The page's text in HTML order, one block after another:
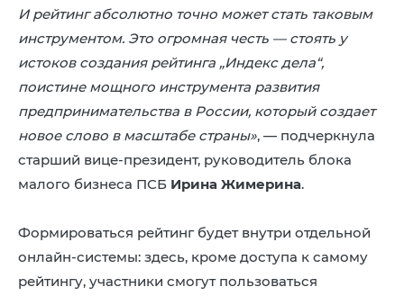
И рейтинг абсолютно точно может стать таковым
инструментом. Это огромная честь — стоять у
истоков создания рейтинга „Индекс дела“,
поистине мощного инструмента развития
предпринимательства в России, который создает
новое слово в масштабе страны», — подчеркнула
старший вице-президент, руководитель блока
малого бизнеса ПСБ Ирина Жимерина.
Формироваться рейтинг будет внутри отдельной
онлайн-системы: здесь, кроме доступа к самому
рейтингу, участники смогут пользоваться